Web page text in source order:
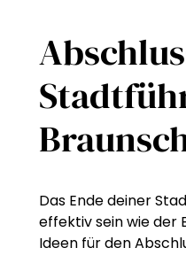
Das Ende deiner
effektiv sein wie der
Ideen für den